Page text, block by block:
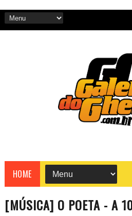
HOME
[MÚSICA] O POETA - A